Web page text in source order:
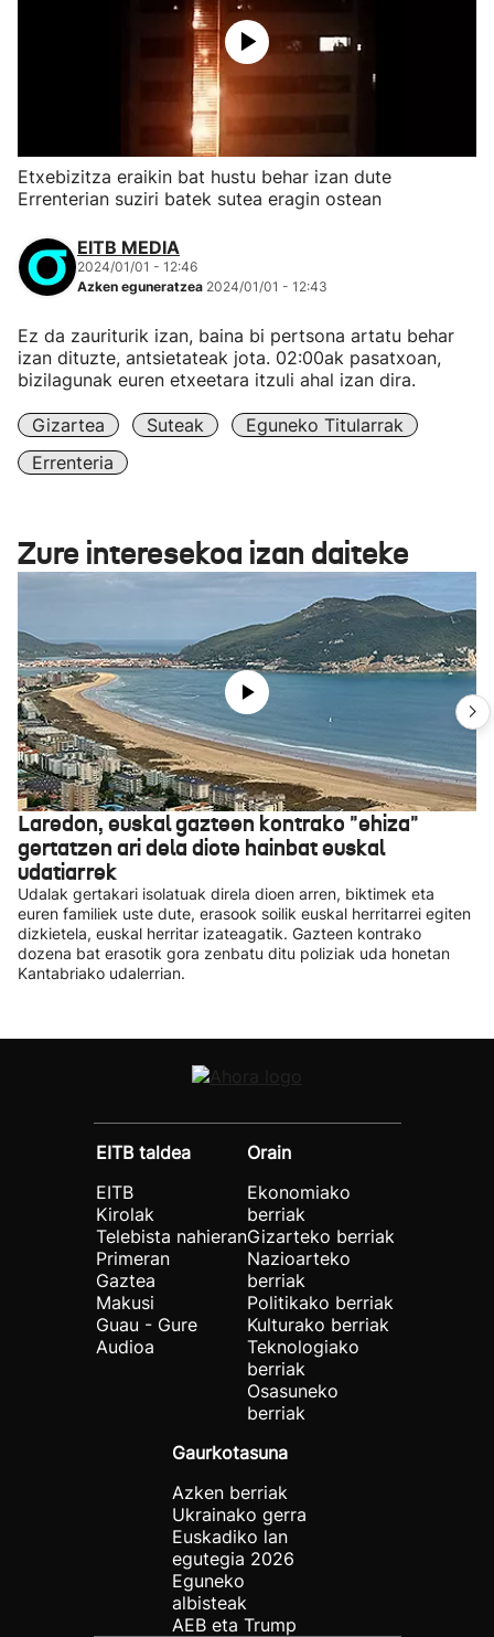
Etxebizitza eraikin bat hustu behar izan dute
Errenterian suziri batek sutea eragin ostean
EITB MEDIA
2024/01/01 - 12:46
Azken eguneratzea 2024/01/01 - 12:43
Ez da zauriturik izan, baina bi pertsona artatu behar
izan dituzte, antsietateak jota. 02:00ak pasatxoan,
bizilagunak euren etxeetara itzuli ahal izan dira.
Gizartea Suteak
Eguneko Titularrak
Errenteria
Zure interesekoa izan daiteke
Laredon, euskal gazteen kontrako "ehiza"
gertatzen ari dela diote hainbat euskal
udatiarrek
Udalak gertakari isolatuak direla dioen arren, biktimek eta
euren familiek uste dute, erasook soilik euskal herritarrei egiten
dizkietela, euskal herritar izateagatik. Gazteen kontrako
dozena bat erasotik gora zenbatu ditu poliziak uda honetan
Kantabriako udalerrian.
EITB taldea
EITB
Kirolak
Telebista nahieran
Primeran
Gaztea
Makusi
Guau - Gure
Audioa
Orain
Ekonomiako
berriak
Gizarteko berriak
Nazioarteko
berriak
Politikako berriak
Kulturako berriak
Teknologiako
berriak
Osasuneko
berriak
Gaurkotasuna
Azken berriak
Ukrainako gerra
Euskadiko lan
egutegia 2026
Eguneko
albisteak
AEB eta Trump